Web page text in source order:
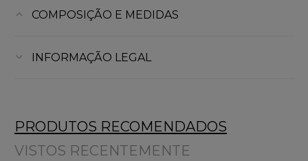
COMPOSIÇÃO E MEDIDAS
INFORMAÇÃO LEGAL
PRODUTOS RECOMENDADOS
VISTOS RECENTEMENTE